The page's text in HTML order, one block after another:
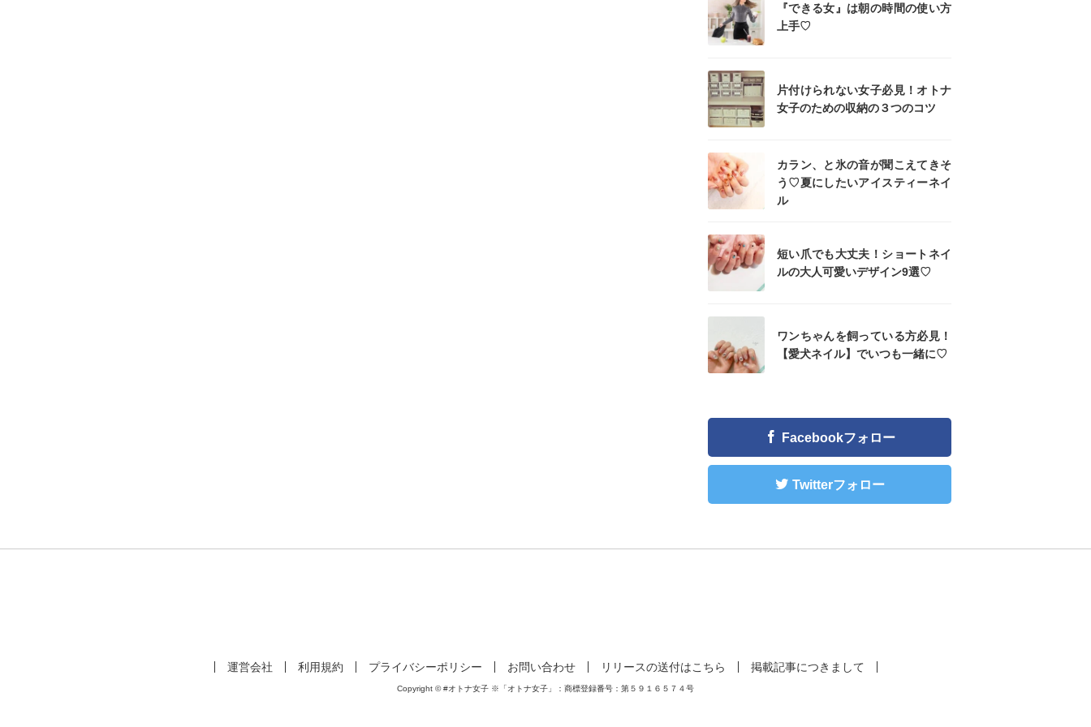
『できる女』は朝の時間の使い方
上手♡
片付けられない女子必見！オトナ
女子のための収納の３つのコツ
カラン、と氷の音が聞こえてきそ
う♡夏にしたいアイスティーネイ
ル
短い爪でも大丈夫！ショートネイ
ルの大人可愛いデザイン9選♡
ワンちゃんを飼っている方必見！
【愛犬ネイル】でいつも一緒に♡
Facebookフォロー
Twitterフォロー
運営会社 利用規約 プライバシーポリシー お問い合わせ リリースの送付はこちら 掲載記事につきまして
Copyright © #オトナ女子 ※「オトナ女子」：商標登録番号：第５９１６５７４号